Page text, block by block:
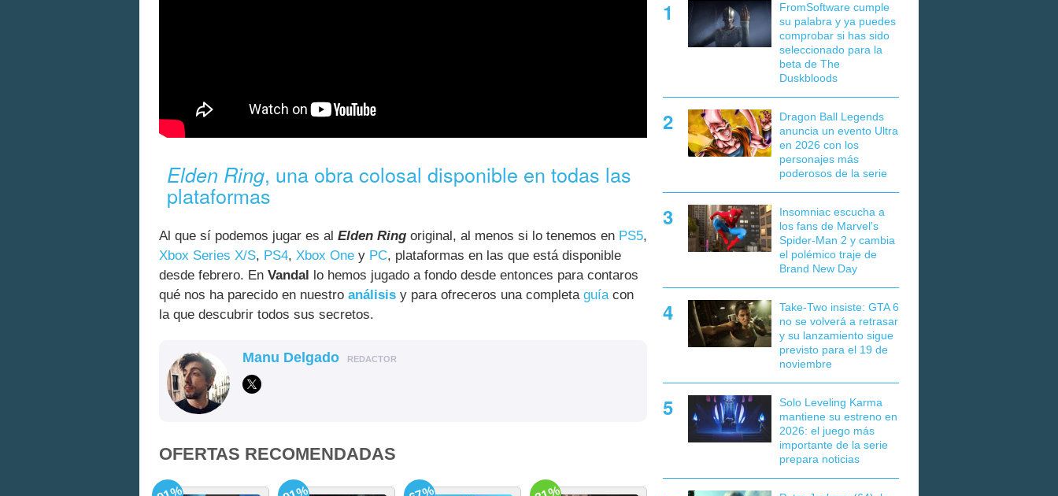
Elden Ring, una obra colosal disponible en todas las
plataformas
Al que sí podemos jugar es al Elden Ring original, al menos si lo tenemos en PS5,
Xbox Series X/S, PS4, Xbox One y PC, plataformas en las que está disponible
desde febrero. En Vandal lo hemos jugado a fondo desde entonces para contaros
qué nos ha parecido en nuestro análisis y para ofreceros una completa guíacon
la que descubrir todos sus secretos.
Manu Delgado REDACTOR
OFERTAS RECOMENDADAS
FromSoftware cumple
su palabra y ya puedes
comprobar si has sido
seleccionado para la
beta de The
Duskbloods
Dragon Ball Legends
anuncia un evento Ultra
en 2026 con los
personajes más
poderosos de la serie
Insomniac escucha a
los fans de Marvel's
Spider-Man 2 y cambia
el polémico traje de
Brand New Day
Take-Two insiste: GTA 6
no se volverá a retrasar
y su lanzamiento sigue
previsto para el 19 de
noviembre
Solo Leveling Karma
mantiene su estreno en
2026: el juego más
importante de la serie
prepara noticias